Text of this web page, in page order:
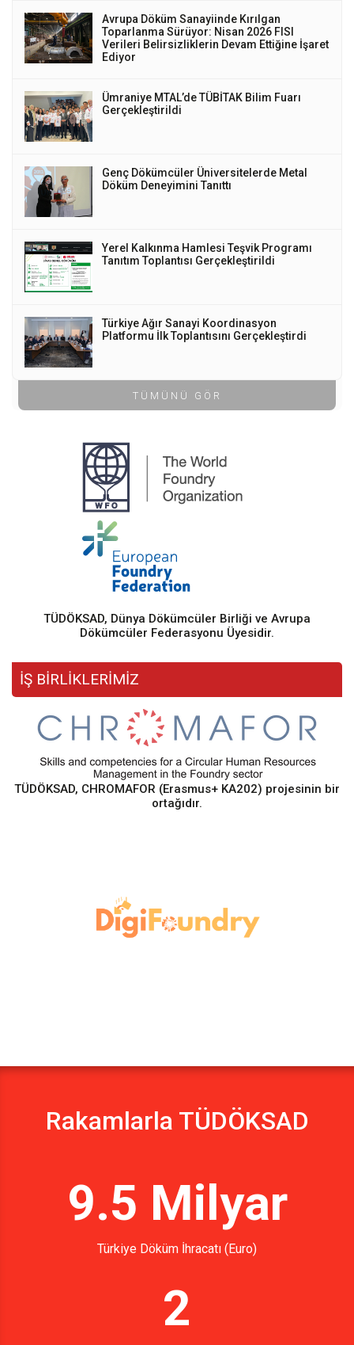
Avrupa Döküm Sanayiinde Kırılgan
Toparlanma Sürüyor: Nisan 2026 FISI
Verileri Belirsizliklerin Devam Ettiğine İşaret
Ediyor
Ümraniye MTAL’de TÜBİTAK Bilim Fuarı
Gerçekleştirildi
Genç Dökümcüler Üniversitelerde Metal
Döküm Deneyimini Tanıttı
Yerel Kalkınma Hamlesi Teşvik Programı
Tanıtım Toplantısı Gerçekleştirildi
Türkiye Ağır Sanayi Koordinasyon
Platformu İlk Toplantısını Gerçekleştirdi
TÜMÜNÜ GÖR
TÜDÖKSAD, Dünya Dökümcüler Birliği ve Avrupa
Dökümcüler Federasyonu Üyesidir.
İŞ BİRLİKLERİMİZ
TÜDÖKSAD, CHROMAFOR (Erasmus+ KA202) projesinin bir
ortağıdır.
Rakamlarla TÜDÖKSAD
9.5 Milyar
Türkiye Döküm İhracatı (Euro)
2